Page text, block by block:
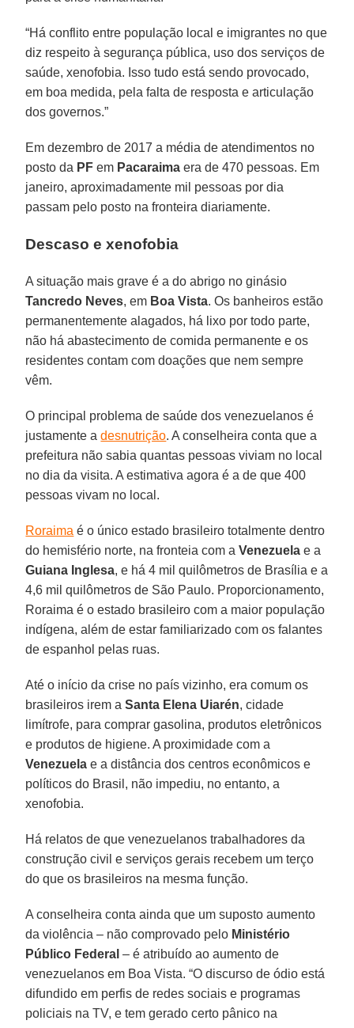
“Há conflito entre população local e imigrantes no que
diz respeito à segurança pública, uso dos serviços de
saúde, xenofobia. Isso tudo está sendo provocado,
em boa medida, pela falta de resposta e articulação
dos governos.”
Em dezembro de 2017 a média de atendimentos no
posto da PF em Pacaraima era de 470 pessoas. Em
janeiro, aproximadamente mil pessoas por dia
passam pelo posto na fronteira diariamente.
Descaso e xenofobia
A situação mais grave é a do abrigo no ginásio
Tancredo Neves, em Boa Vista. Os banheiros estão
permanentemente alagados, há lixo por todo parte,
não há abastecimento de comida permanente e os
residentes contam com doações que nem sempre
vêm.
O principal problema de saúde dos venezuelanos é
justamente adesnutrição. A conselheira conta que a
prefeitura não sabia quantas pessoas viviam no local
no dia da visita. A estimativa agora é a de que 400
pessoas vivam no local.
Roraima é o único estado brasileiro totalmente dentro
do hemisfério norte, na fronteia com aVenezuela e a
Guiana Inglesa, e há 4 mil quilômetros de Brasília e a
4,6 mil quilômetros de São Paulo. Proporcionamento,
Roraima é o estado brasileiro com a maior população
indígena, além de estar familiarizado com os falantes
de espanhol pelas ruas.
Até o início da crise no país vizinho, era comum os
brasileiros irem aSanta Elena Uiarén, cidade
limítrofe, para comprar gasolina, produtos eletrônicos
e produtos de higiene. A proximidade com a
Venezuela e a distância dos centros econômicos e
políticos do Brasil, não impediu, no entanto, a
xenofobia.
Há relatos de que venezuelanos trabalhadores da
construção civil e serviços gerais recebem um terço
do que os brasileiros na mesma função.
A conselheira conta ainda que um suposto aumento
da violência – não comprovado pelo Ministério
Público Federal – é atribuído ao aumento de
venezuelanos em Boa Vista. “O discurso de ódio está
difundido em perfis de redes sociais e programas
policiais na TV, e tem gerado certo pânico na